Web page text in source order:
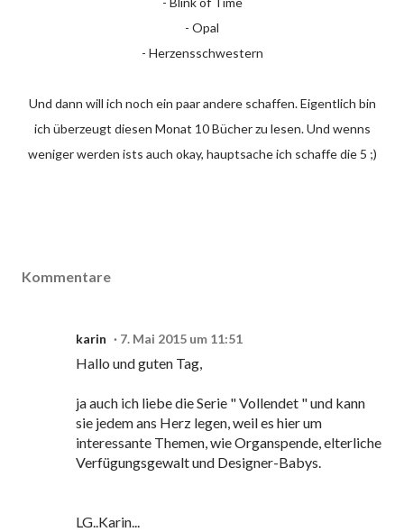
- Opal
- Herzensschwestern
Und dann will ich noch ein paar andere schaffen. Eigentlich bin
ich überzeugt diesen Monat 10 Bücher zu lesen. Und wenns
weniger werden ists auch okay, hauptsache ich schaffe die 5 ;)
Kommentare
karin 7. Mai 2015 um 11:51
Hallo und guten Tag,
ja auch ich liebe die Serie " Vollendet " und kann
sie jedem ans Herz legen, weil es hier um
interessante Themen, wie Organspende, elterliche
Verfügungsgewalt und Designer-Babys.
LG..Karin...